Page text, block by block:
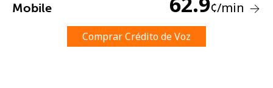
Mínimo 8 caracteres
Un caracter especial
Mobile ¢/min
Comprar Crédito de Voz